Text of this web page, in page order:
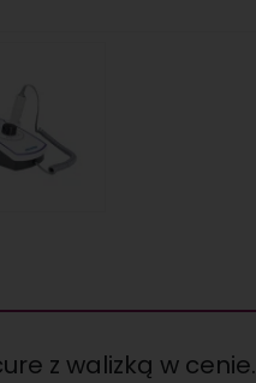
z walizką w cenie.